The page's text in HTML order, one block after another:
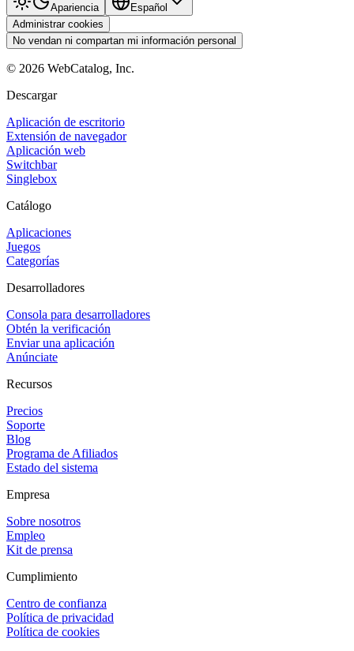
Apariencia
Español
Administrar cookies
No vendan ni compartan mi información personal
© 2026 WebCatalog, Inc.
Descargar
Aplicación de escritorio
Extensión de navegador
Aplicación web
Switchbar
Singlebox
Catálogo
Aplicaciones
Juegos
Categorías
Desarrolladores
Consola para desarrolladores
Obtén la verificación
Enviar una aplicación
Anúnciate
Recursos
Precios
Soporte
Blog
Programa de Afiliados
Estado del sistema
Empresa
Sobre nosotros
Empleo
Kit de prensa
Cumplimiento
Centro de confianza
Política de privacidad
Política de cookies